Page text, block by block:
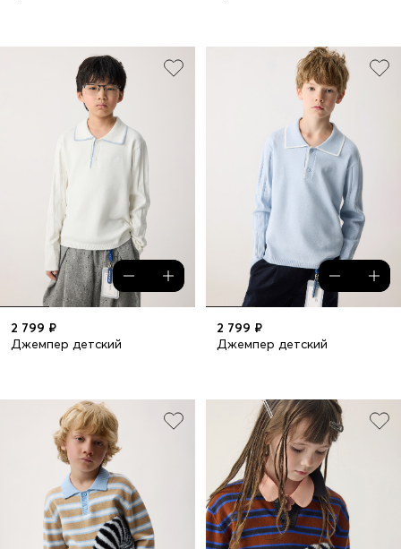
2 799 ₽
Джемпер детский
2 799 ₽
Джемпер детский